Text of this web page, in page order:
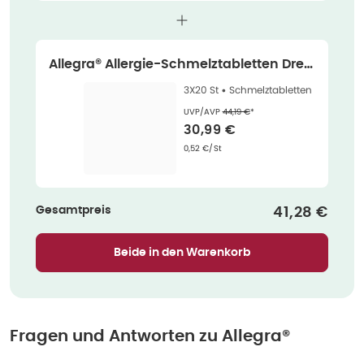
Allegra® Allergie-Schmelztabletten Dreie
rpack 3X20 St
3X20 St • Schmelztabletten
UVP/AVPEhemaliger Preis (U V P)
44,19 €*
Verkaufspreis
30,99 €
Grundpreis
0,52 €/St
Gesamtpreis 41,28 €
Beide in den Warenkorb
Fragen und Antworten zu Allegra®